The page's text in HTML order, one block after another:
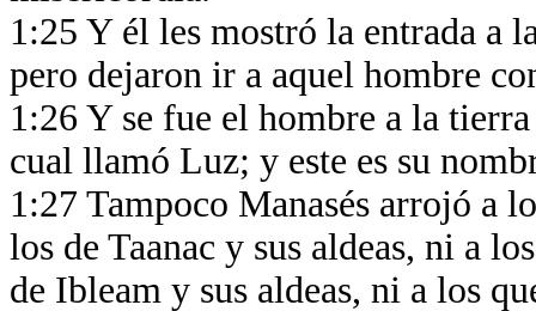
1:25 Y él les mostró la entrada a
pero dejaron ir a aquel hombre
1:26 Y se fue el hombre a la
cual llamó Luz; y este es su
1:27 Tampoco Manasés arrojó a
los de Taanac y sus aldeas, ni a
de Ibleam y sus aldeas, ni a los